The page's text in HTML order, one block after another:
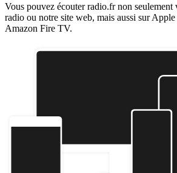
Vous pouvez écouter radio.fr non seulement
radio ou notre site web, mais aussi sur
Amazon Fire TV.